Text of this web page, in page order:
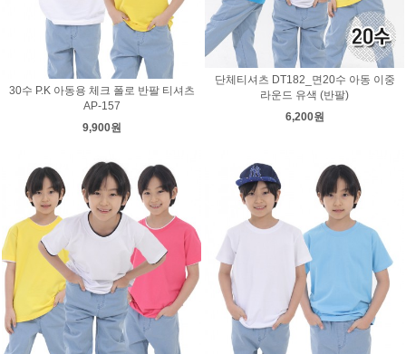
30수 P.K 아동용 체크 폴로 반팔 티셔츠
AP-157
9,900원
단체티셔츠 DT182_면20수 아동 이중
라운드 유색 (반팔)
6,200원